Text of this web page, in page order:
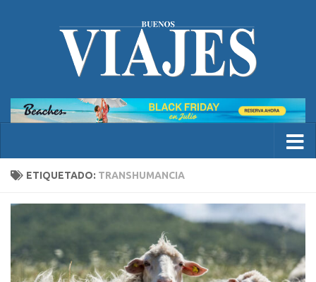
ETIQUETADO: TRANSHUMANCIA